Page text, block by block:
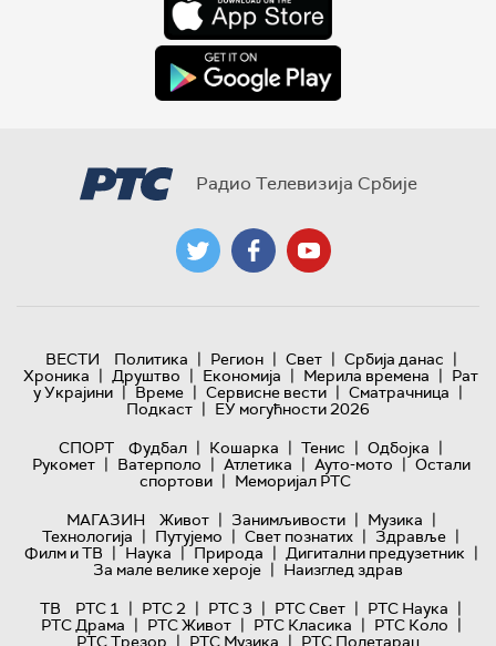
Радио Телевизија Србије
ВЕСТИ Политика | Регион | Свет | Србија данас |
Хроника | Друштво | Економија | Мерила времена | Рат
у Украјини | Време | Сервисне вести | Сматрачница |
Подкаст | ЕУ могућности 2026
СПОРТ
Фудбал | Кошарка | Тенис | Одбојка |
Рукомет | Ватерполо | Атлетика | Ауто-мото | Остали
спортови | Меморијал РТС
МАГАЗИН
Живот | Занимљивости | Музика |
Технологијa | Путујемо | Свет познатих | Здравље |
Филм и ТВ | Наука | Природа | Дигитални предузетник |
За мале велике хероје | Наизглед здрав
ТВ
РТС 1 | РТС 2 | РТС 3 | РТС Свет | РТС Наука |
РТС Драма | РТС Живот | РТС Класика | РТС Коло |
РТС Трезор РТС Музика РТС Полетарац